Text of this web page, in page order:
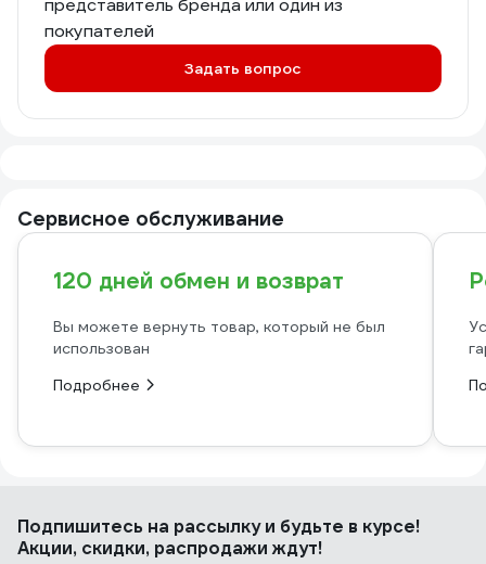
представитель бренда или один из
покупателей
Задать вопрос
Сервисное обслуживание
120 дней обмен и возврат
Вы можете вернуть товар, который не был
использован
Подробнее
Подпишитесь на рассылкуи будьте в курсе!
Акции, скидки, распродажи ждут!